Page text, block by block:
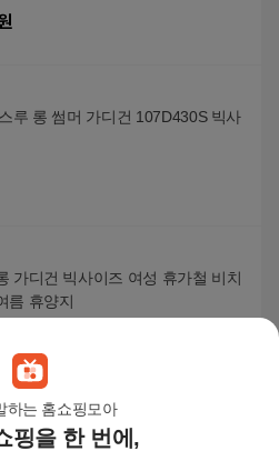
하는 홈쇼핑모아
핑을 한 번에,
루 롱 썸머 가디건 107D430S 빅사
가디건 빅사이즈 여성 휴가철 비치
름 휴양지
빅사이즈 가디건 레이스 롱LY 쉬폰